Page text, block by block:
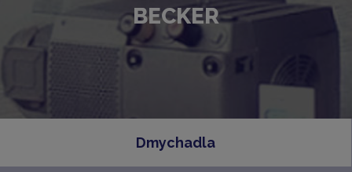
BECKER
Dmychadla